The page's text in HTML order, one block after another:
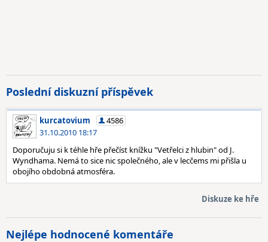
Poslední diskuzní příspěvek
kurcatovium
4586
31.10.2010 18:17
Doporučuju si k téhle hře přečíst knížku "Vetřelci z hlubin" od J.
Wyndhama. Nemá to sice nic společného, ale v lecčems mi přišla u
obojího obdobná atmosféra.
Diskuze ke hře
Nejlépe hodnocené komentáře